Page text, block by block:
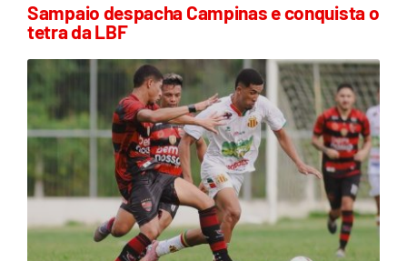
Sampaio despacha Campinas e conquista o
tetra da LBF